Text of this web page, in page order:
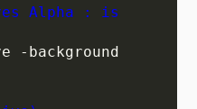
Alpha : is
-background